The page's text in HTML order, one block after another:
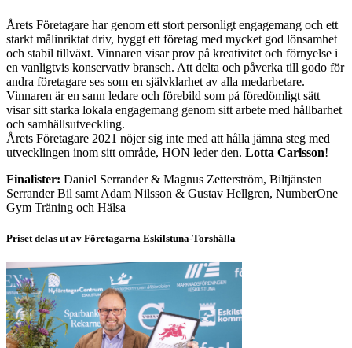
Årets Företagare har genom ett stort personligt engagemang och ett
starkt målinriktat driv, byggt ett företag med mycket god lönsamhet
och stabil tillväxt. Vinnaren visar prov på kreativitet och förnyelse i
en vanligtvis konservativ bransch. Att delta och påverka till godo för
andra företagare ses som en självklarhet av alla medarbetare.
Vinnaren är en sann ledare och förebild som på föredömligt sätt
visar sitt starka lokala engagemang genom sitt arbete med hållbarhet
och samhällsutveckling.
Årets Företagare 2021 nöjer sig inte med att hålla jämna steg med
utvecklingen inom sitt område, HON leder den. Lotta Carlsson!
Finalister: Daniel Serrander & Magnus Zetterström, Biltjänsten
Serrander Bil samt Adam Nilsson & Gustav Hellgren, NumberOne
Gym Träning och Hälsa
Priset delas ut av Företagarna Eskilstuna-Torshälla